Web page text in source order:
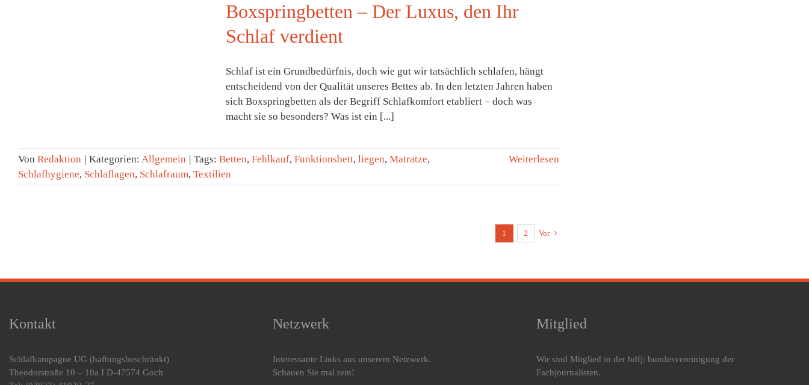
Boxspringbetten – Der Luxus, den Ihr
Schlaf verdient
Schlaf ist ein Grundbedürfnis, doch wie gut wir tatsächlich schlafen, hängt
entscheidend von der Qualität unseres Bettes ab. In den letzten Jahren haben
sich Boxspringbetten als der Begriff Schlafkomfort etabliert – doch was
macht sie so besonders? Was ist ein [...]
Von Redaktion | Kategorien: Allgemein | Tags: Betten, Fehlkauf, Funktionsbett, liegen, Matratze,
Schlafhygiene, Schlaflagen, Schlafraum, Textilien
Weiterlesen
1 2 Vor
Kontakt
Schlafkampagne UG (haftungsbeschränkt)
Theodorstraße 10 – 10a I D-47574 Goch
Netzwerk
Interessante Links aus unserem Netzwerk.
Schauen Sie mal rein!
Mitglied
Wir sind Mitglied in der bdfj: bundesvereinigung der
Fachjournalisten.